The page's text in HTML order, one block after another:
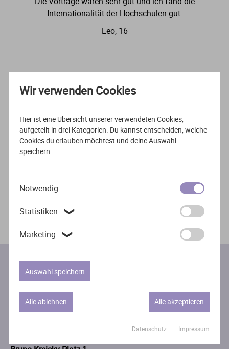
Internationalität der Hochschulen gut.
Leo, 16
Impressionen
Anreise
Wir verwenden Cookies
Hier ist eine Übersicht unserer verwendeten Cookies,
aufgeteilt in drei Kategorien. Du kannst entscheiden, welche
Cookies du erlauben möchtest und deine Auswahl
speichern.
Notwendig
Statistiken ❯
Marketing ❯
Auswahl speichern
Alle akzeptieren
Alle ablehnen
Datenschutz Impressum